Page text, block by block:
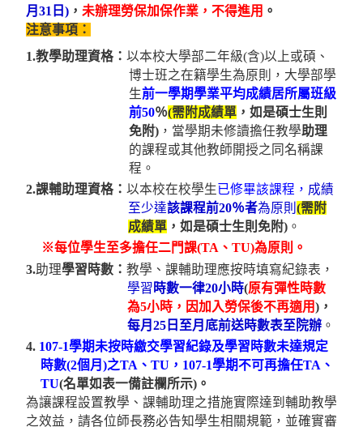
月31日) ， 未辦理勞保加保作業，不得進用 。
注意事項：
1.教學助理資格： 以本校大學部二年級(含)以上或碩、
博士班之在籍學生為原則，大學部學
生前一學期學業平均成績居所屬班級
前50％(需附成績單，如是碩士生則
免附)，當學期未修讀擔任教學助理
的課程或其他教師開授之同名稱課
程。
2.課輔助理資格： 以本校在校學生已修畢該課程， 成績
至少達該課程前20％者為原則 (需附
成績單，如是碩士生則免附)。
※每位學生至多擔任二門課(TA 、TU)為原則。
3.助理學習時數： 教學、課輔助理應按時填寫紀錄表，
學習 時數一律20小時(原有彈性時數
為5小時，因加入勞保後不再適用)，
每月25日至月底前送時數表至院辦。
4. 107-1學期未按時繳交學習紀錄及學習時數未達規定
時數(2個月)之TA、TU，107-1學期不可再擔任TA、
TU(名單如表一備註欄所示)。
為讓課程設置教學、課輔助理之措施實際達到輔助教學
之效益，請各位師長務必告知學生相關規範，並確實審